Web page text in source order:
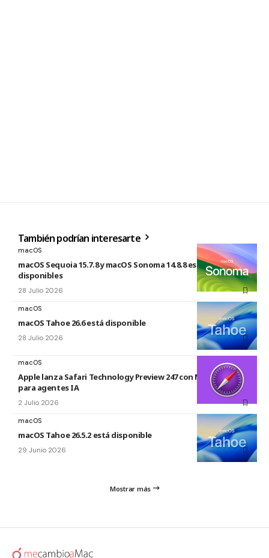
También podrían interesarte
macOS
macOS Sequoia 15.7.8 y macOS Sonoma 14.8.8 están
disponibles
28 Julio 2026
macOS
macOS Tahoe 26.6 está disponible
28 Julio 2026
macOS
Apple lanza Safari Technology Preview 247 con MCP Server
para agentes IA
2 Julio 2026
macOS
macOS Tahoe 26.5.2 está disponible
29 Junio 2026
Mostrar más